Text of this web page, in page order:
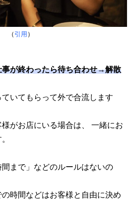
（ 引用 ）
が終わったら待ち合わせ→解散
いてもらって外で合流します
がお店にいる場合は、 一緒にお
。
まで」などのルールはないの
時間などはお客様と自由に決め